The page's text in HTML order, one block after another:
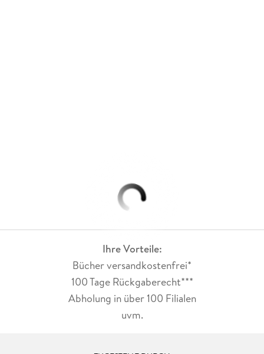
Ihre Vorteile:
Bücher versandkostenfrei*
100 Tage Rückgaberecht***
Abholung in über 100 Filialen
uvm.